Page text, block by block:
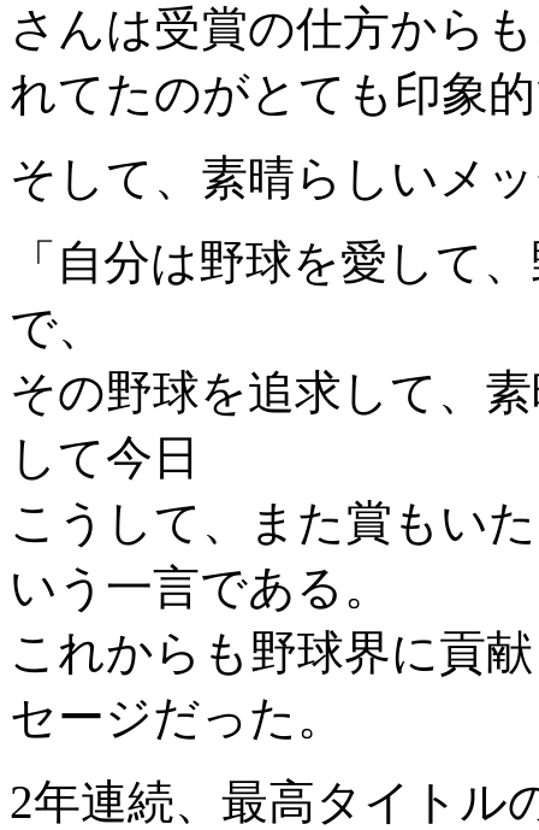
さんは受賞の仕方から
れてたのがとても印象
そして、素晴らしいメ
「自分は野球を愛して
で、
その野球を追求して、
して今日
こうして、また賞もい
いう一言である。
これからも野球界に貢
セージだった。
2年連続、最高タイトル